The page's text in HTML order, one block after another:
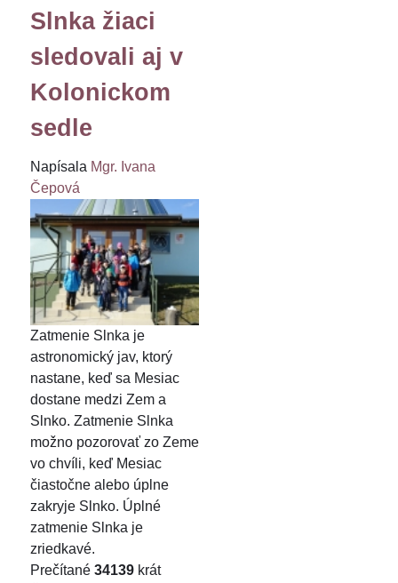
Slnka žiaci
sledovali aj v
Kolonickom
sedle
Napísala Mgr. Ivana
Čepová
Zatmenie Slnka je
astronomický jav, ktorý
nastane, keď sa Mesiac
dostane medzi Zem a
Slnko. Zatmenie Slnka
možno pozorovať zo Zeme
vo chvíli, keď Mesiac
čiastočne alebo úplne
zakryje Slnko. Úplné
zatmenie Slnka je
zriedkavé.
Prečítané 34139 krát